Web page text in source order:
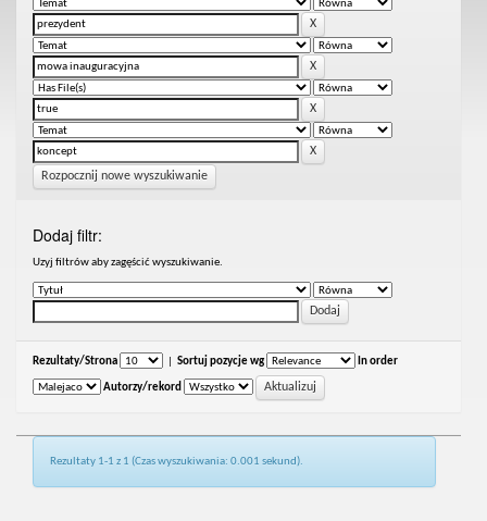
Rozpocznij nowe wyszukiwanie
Dodaj filtr:
Uzyj filtrów aby zagęścić wyszukiwanie.
Rezultaty/Strona Sortuj pozycje wg In order
Autorzy/rekord
Rezultaty 1-1 z 1 (Czas wyszukiwania: 0.001 sekund).